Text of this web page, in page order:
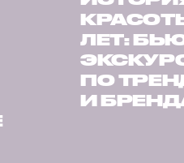
ЛЕТ:
ПО
И